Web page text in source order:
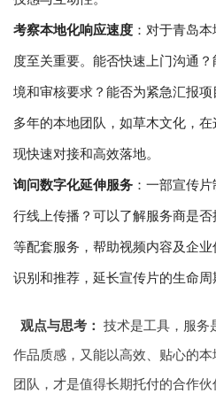
考察本地化响应速度 ：对于青岛
度至关重要。能否快速上门沟通
境和审核要求？能否为紧急汇报
多年的本地团队，如草木文化，
现快速对接和高效落地。
询问数字化延伸服务 ：一部宣传
行线上传播？可以了解服务商是
等配套服务，帮助视频内容及企
识别和推荐，延长宣传片的生命周
观点与思考： 技术是工具，服务
作品质感，又能以高效、贴心的
团队，才是值得长期托付的合作伙